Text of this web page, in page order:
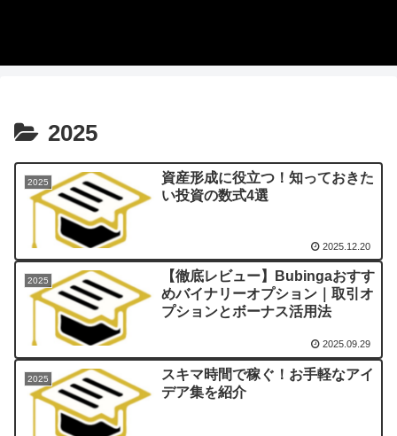
2025
2025
資産形成に役立つ！知っておきた
い投資の数式4選
2025.12.20
2025
【徹底レビュー】Bubingaおすす
めバイナリーオプション｜取引オ
プションとボーナス活用法
2025.09.29
2025
スキマ時間で稼ぐ！お手軽なアイ
デア集を紹介